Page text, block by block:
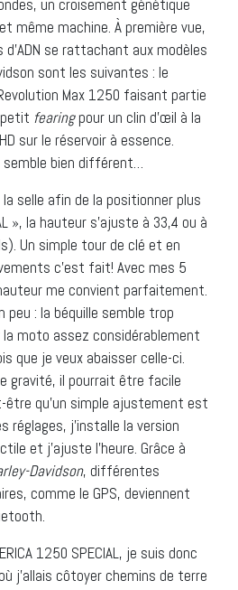
un croisement génétique
même machine. À première vue,
se rattachant aux modèles
sont les suivantes : le
Max 1250 faisant partie
fearingpour un clin d’œil à la
sur le réservoir à essence.
bien différent…
selle afin de la positionner plus
», la hauteur s’ajuste à 33,4 ou à
Un simple tour de clé et en
c’est fait! Avec mes 5
me convient parfaitement.
peu : la béquille semble trop
la moto assez considérablement
que je veux abaisser celle-ci.
gravité, il pourrait être facile
être qu’un simple ajustement est
réglages, j’installe la version
et j’ajuste l’heure. Grâce à
Davidson, différentes
comme le GPS, deviennent
1250 SPECIAL, je suis donc
j’allais côtoyer chemins de terre